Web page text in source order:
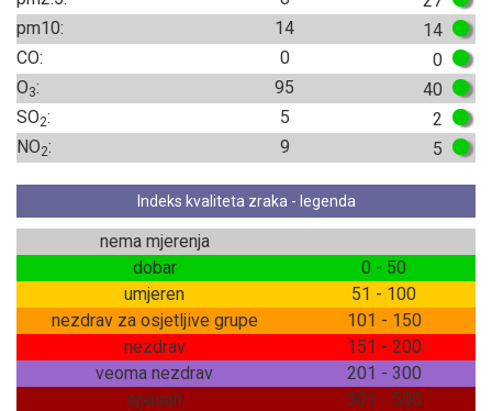
pm10:
14
14
CO:
0
0
O3: 95
40
SO2: 5
2
NO2: 9 5
Indeks kvaliteta zraka - legenda
nema mjerenja
dobar
0 - 50
umjeren
51 - 100
nezdrav za osjetljive grupe
101 - 150
nezdrav
151 - 200
veoma nezdrav
201 - 300
opasan
301 - 500